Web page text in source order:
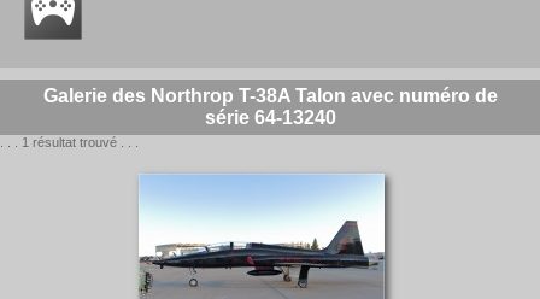
Galerie des Northrop T-38A Talon avec numéro de
série 64-13240
. . . 1 résultat trouvé . . .